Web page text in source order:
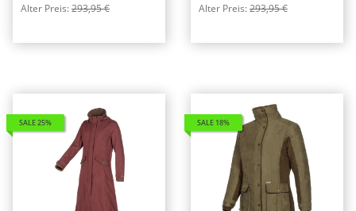
Alter Preis:293,95 € Alter Preis:293,95 €
SALE 25% SALE 18%